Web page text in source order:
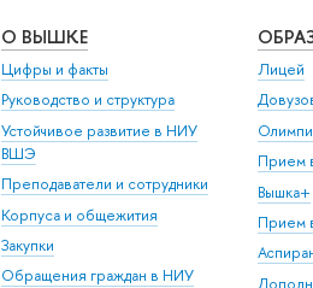
О ВЫШКЕ
Цифры и факты
Руководство и структура
Устойчивое развитие в НИУ
ВШЭ
Преподаватели и сотрудники
Корпуса и общежития
Закупки
Обращения граждан в НИУ
Лицей
Прием
Вышка+
Прием